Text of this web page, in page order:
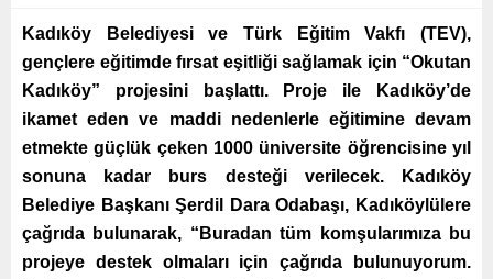
Kadıköy Belediyesi ve Türk Eğitim Vakfı (TEV),
gençlere eğitimde fırsat eşitliği sağlamak için “Okutan
Kadıköy” projesini başlattı. Proje ile Kadıköy’de
ikamet eden ve maddi nedenlerle eğitimine devam
etmekte güçlük çeken 1000 üniversite öğrencisine yıl
sonuna kadar burs desteği verilecek. Kadıköy
Belediye Başkanı Şerdil Dara Odabaşı, Kadıköylülere
çağrıda bulunarak, “Buradan tüm komşularımıza bu
projeye destek olmaları için çağrıda bulunuyorum.